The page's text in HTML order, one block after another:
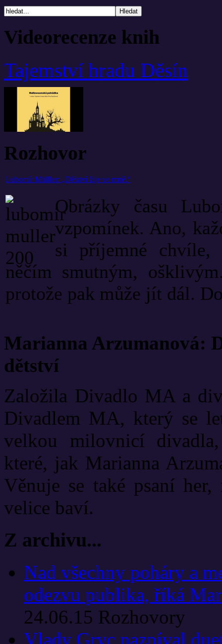
Videorecenze knih
Tajemství hradu Děsín
Rozhovor
Lubomír Mülller: „Dětství žije ve mně.“
Obrázky času
vzpomínek. Ano,
si příjemné chvíle,
něčím smutným,
protože pak může jít dál.
Marianna Arzumanová:
dětství
Založila Divadlo MA a
Divadlem MA, který se
velkou milovnicí
které, jak Marianna
Věnuje se také psaní
velice baví.
Z archivu...
Nad všechny poháry a
odezvu publika, říká
24.06.15 Rozhovory
Vlady Gryc nazpíval